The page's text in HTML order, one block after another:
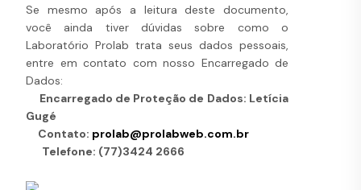
Se mesmo após a leitura deste documento,
você ainda tiver dúvidas sobre como o
Laboratório Prolab trata seus dados pessoais,
entre em contato com nosso Encarregado de
Dados:
Encarregado de Proteção de Dados: Letícia
Gugé
Contato: prolab@prolabweb.com.br
Telefone: (77)3424 2666